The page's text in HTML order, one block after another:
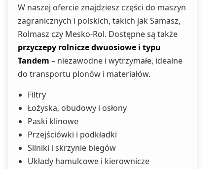
W naszej ofercie znajdziesz części do maszyn
zagranicznych i polskich, takich jak Samasz,
Rolmasz czy Mesko-Rol. Dostępne są także
przyczepy rolnicze dwuosiowe i typu
Tandem – niezawodne i wytrzymałe, idealne
do transportu plonów i materiałów.
Filtry
Łożyska, obudowy i osłony
Paski klinowe
Przejściówki i podkładki
Silniki i skrzynie biegów
Układy hamulcowe i kierownicze